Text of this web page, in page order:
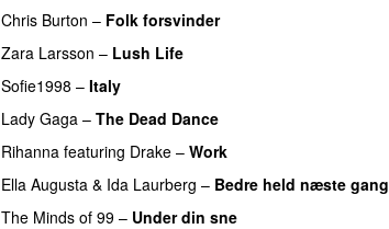
Chris Burton – Folk forsvinder
Zara Larsson – Lush Life
Sofie1998 – Italy
Lady Gaga – The Dead Dance
Rihanna featuring Drake – Work
Ella Augusta & Ida Laurberg – Bedre held næste gang
The Minds of 99 – Under din sne